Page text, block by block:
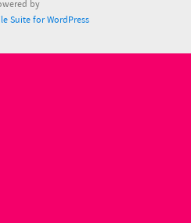
by
Suite for WordPress